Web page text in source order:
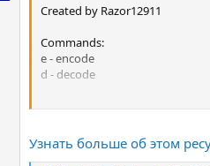
Created by Razor12911
Commands:
e - encode
d - decode
Operations and codecs
zlib : loaded
crilayla : loaded
Узнать больше об этом